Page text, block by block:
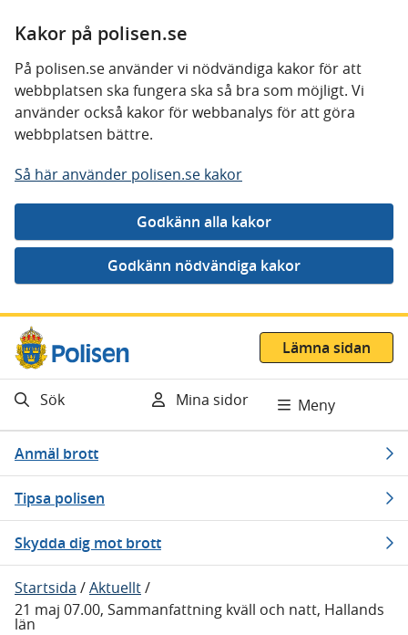
Kakor på polisen.se
På polisen.se använder vi nödvändiga kakor för att
webbplatsen ska fungera ska så bra som möjligt. Vi
använder också kakor för webbanalys för att göra
webbplatsen bättre.
Så här använder polisen.se kakor
Gå direkt till innehåll
Lämna sidan
Sök Mina sidor Meny
Anmäl brott
Tipsa polisen
Skydda dig mot brott
Startsida /Aktuellt/
21 maj 07.00, Sammanfattning kväll och natt, Hallands
län